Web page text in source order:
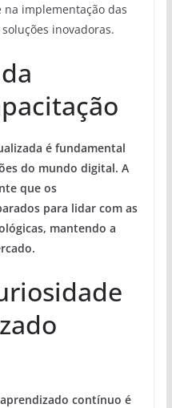
implementação das
inovadoras.
é fundamental
do mundo digital. A
que os
para lidar com as
mantendo a
aprendizado contínuo é